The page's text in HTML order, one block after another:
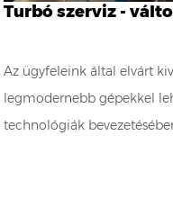
Turbó szerviz -
Az ügyfeleink által elvárt
legmodernebb gépekkel
technológiák